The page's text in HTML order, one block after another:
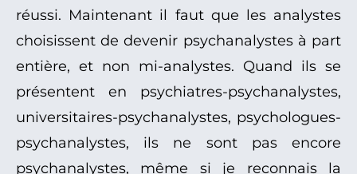
réussi. Maintenant il faut que les analystes
choisissent de devenir psychanalystes à part
entière, et non mi-analystes. Quand ils se
présentent en psychiatres-psychanalystes,
universitaires-psychanalystes, psychologues-
psychanalystes, ils ne sont pas encore
psychanalystes, même si je reconnais la